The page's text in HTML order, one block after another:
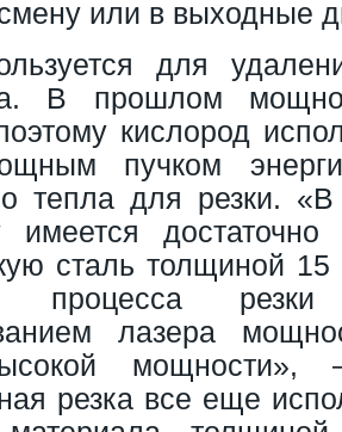
или в выходные
для
В прошлом
кислород
пучком
тепла для резки.
имеется
сталь толщиной
процесса
лазера
мощности»,
резка все еще